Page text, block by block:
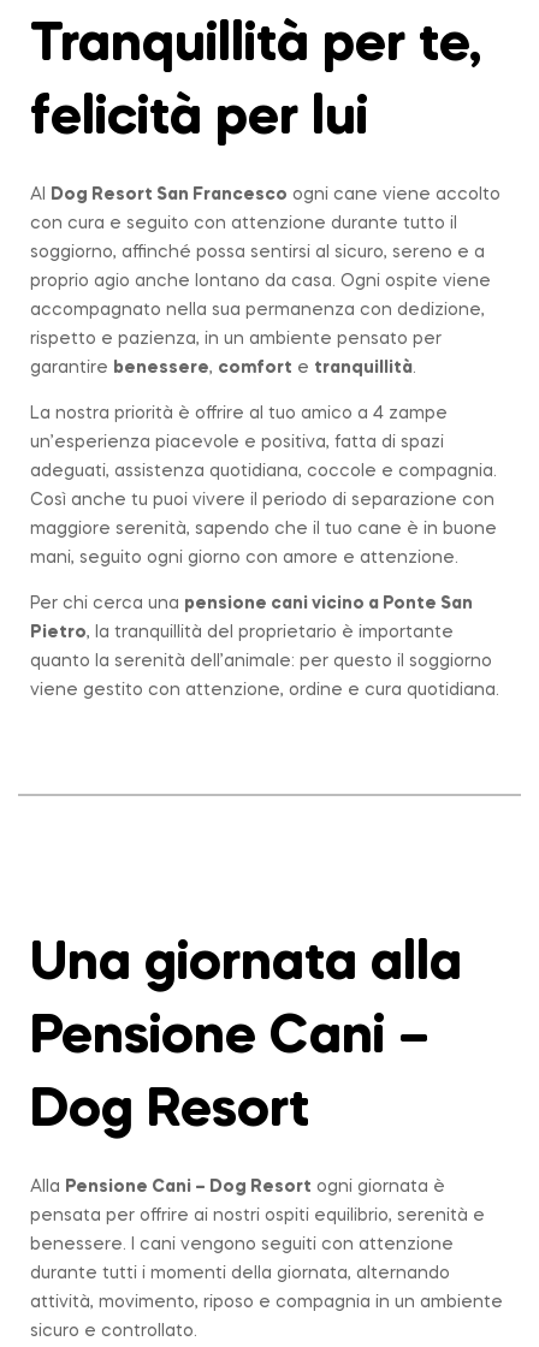
Tranquillità per te,
felicità per lui
Al Dog Resort San Francesco ogni cane viene accolto
con cura e seguito con attenzione durante tutto il
soggiorno, affinché possa sentirsi al sicuro, sereno e a
proprio agio anche lontano da casa. Ogni ospite viene
accompagnato nella sua permanenza con dedizione,
rispetto e pazienza, in un ambiente pensato per
garantire benessere, comfort e tranquillità
La nostra priorità è offrire al tuo amico a 4 zampe
un’esperienza piacevole e positiva, fatta di spazi
adeguati, assistenza quotidiana, coccole e compagnia.
Così anche tu puoi vivere il periodo di separazione con
maggiore serenità, sapendo che il tuo cane è in buone
mani, seguito ogni giorno con amore e attenzione.
Per chi cerca una pensione cani vicino a Ponte San
Pietro, la tranquillità del proprietario è importante
quanto la serenità dell’animale: per questo il soggiorno
viene gestito con attenzione, ordine e cura quotidiana.
Una giornata alla
Pensione Cani –
Dog Resort
Alla Pensione Cani – Dog Resort ogni giornata è
pensata per offrire ai nostri ospiti equilibrio, serenità e
benessere. I cani vengono seguiti con attenzione
durante tutti i momenti della giornata, alternando
attività, movimento, riposo e compagnia in un ambiente
sicuro e controllato.